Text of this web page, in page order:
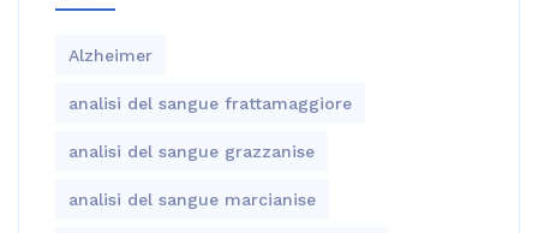
Alzheimer
analisi del sangue frattamaggiore
analisi del sangue grazzanise
analisi del sangue marcianise